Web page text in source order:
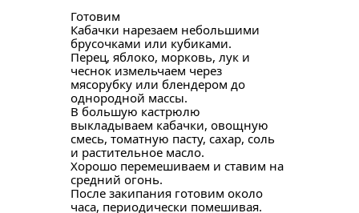
Готовим
Кабачки нарезаем небольшими
брусочками или кубиками.
Перец, яблоко, морковь, лук и
чеснок измельчаем через
мясорубку или блендером до
однородной массы.
В большую кастрюлю
выкладываем кабачки, овощную
смесь, томатную пасту, сахар, соль
и растительное масло.
Хорошо перемешиваем и ставим на
средний огонь.
После закипания готовим около
часа, периодически помешивая.